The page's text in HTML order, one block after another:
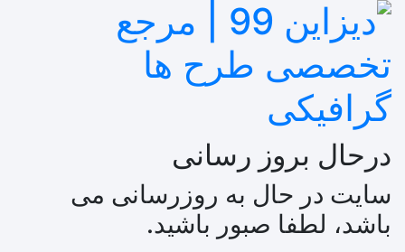
درحال بروز رسانی
سایت در حال به روزرسانی می
باشد، لطفا صبور باشید.